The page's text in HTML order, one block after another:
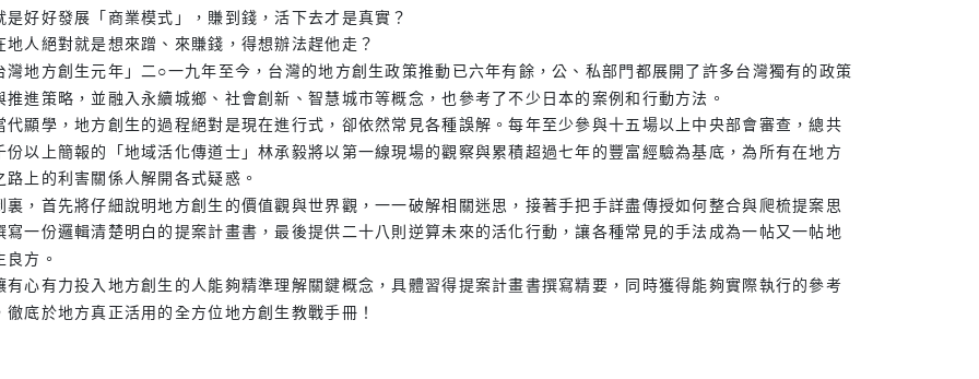
是好好發展「商業模式」，賺到錢，活下去才是真實？
地人絕對就是想來蹭、來賺錢，得想辦法趕他走？
灣地方創生元年」二○一九年至今，台灣的地方創生政策推動已六年有餘，公、私部門都展開了許多台灣獨有的政策
推進策略，並融入永續城鄉、社會創新、智慧城市等概念，也參考了不少日本的案例和行動方法。
代顯學，地方創生的過程絕對是現在進行式，卻依然常見各種誤解。每年至少參與十五場以上中央部會審查，總共
份以上簡報的「地域活化傳道士」林承毅將以第一線現場的觀察與累積超過七年的豐富經驗為基底，為所有在地方
路上的利害關係人解開各式疑惑。
裏，首先將仔細說明地方創生的價值觀與世界觀，一一破解相關迷思，接著手把手詳盡傳授如何整合與爬梳提案思
寫一份邏輯清楚明白的提案計畫書，最後提供二十八則逆算未來的活化行動，讓各種常見的手法成為一帖又一帖地
良方。
有心有力投入地方創生的人能夠精準理解關鍵概念，具體習得提案計畫書撰寫精要，同時獲得能夠實際執行的參考
徹底於地方真正活用的全方位地方創生教戰手冊！